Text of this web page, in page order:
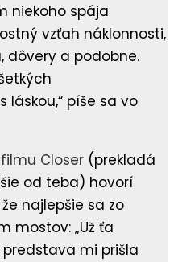
niekoho spája
vzťah náklonnosti,
dôvery a podobne.
láskou,“ píše sa vo
filmu Closer (prekladá
od teba) hovorí
najlepšie sa zo
mostov: „Už ťa
predstava mi prišla